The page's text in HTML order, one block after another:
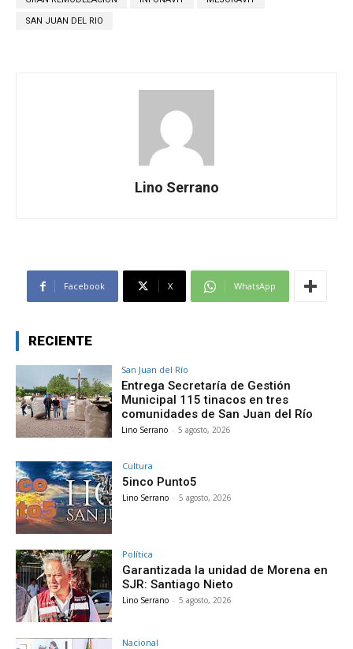
SAN JUAN DEL RIO
Lino Serrano
Facebook X WhatsApp
RECIENTE
San Juan del Río
Entrega Secretaría de Gestión
Municipal 115 tinacos en tres
comunidades de San Juan del Río
Lino Serrano - 5 agosto, 2026
Cultura
5inco Punto5
Lino Serrano - 5 agosto, 2026
Política
Garantizada la unidad de Morena en
SJR: Santiago Nieto
Lino Serrano - 5 agosto, 2026
Nacional